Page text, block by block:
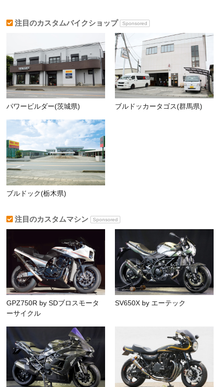
注目のカスタムバイクショップ Sponsored
パワービルダー(茨城県) ブルドッカータゴス(群馬県)
ブルドック(栃木県)
注目のカスタムマシン Sponsored
GPZ750R by SDブロスモータ
ーサイクル
SV650X by エーテック